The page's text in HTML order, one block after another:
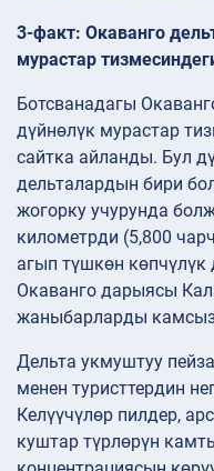
3-факт: Окаванго
мурастар
Ботсванадагы
дүйнөлүк мурастар
сайтка айланды. Бул
дельталардын бири
жогорку учурунда
километрди (5,800
агып түшкөн
Окаванго дарыясы
жаныбарларды
Дельта укмуштуу
менен туристтердин
Келүүчүлөр пилдер,
куштар түрлөрүн